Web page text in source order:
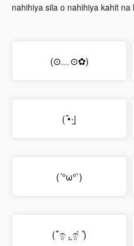
nahihiya sila o nahihiya kahit
(⊙﹏⊙✿)
( ͒•·̫|
(´°ω°`)
( ͒ ́ඉ .̫ ඉ ̀ ͒)